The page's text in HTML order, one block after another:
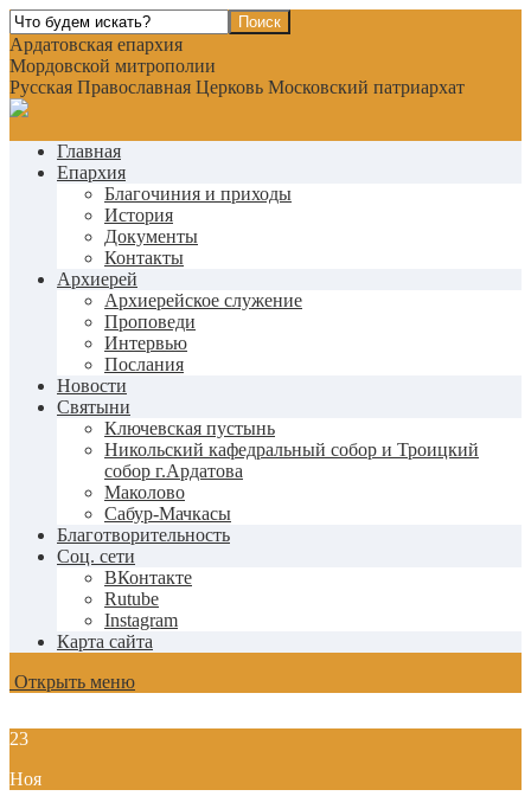
Ардатовская епархия
Мордовской митрополии
Русская Православная Церковь Московский патриархат
Главная
Епархия
Благочиния и приходы
История
Документы
Контакты
Архиерей
Архиерейское служение
Проповеди
Интервью
Послания
Новости
Святыни
Ключевская пустынь
Никольский кафедральный собор и Троицкий
собор г.Ардатова
Маколово
Сабур-Мачкасы
Благотворительность
Соц. сети
ВКонтакте
Rutube
Instagram
Карта сайта
Открыть меню
23
Ноя